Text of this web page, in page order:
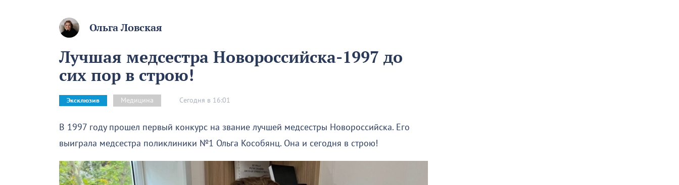
Ольга Ловская
Лучшая медсестра Новороссийска-1997 до
сих пор в строю!
Эксклюзив Медицина Сегодня в 16:01
В 1997 году прошел первый конкурс на звание лучшей медсестры Новороссийска. Его
выиграла медсестра поликлиники №1 Ольга Кособянц. Она и сегодня в строю!